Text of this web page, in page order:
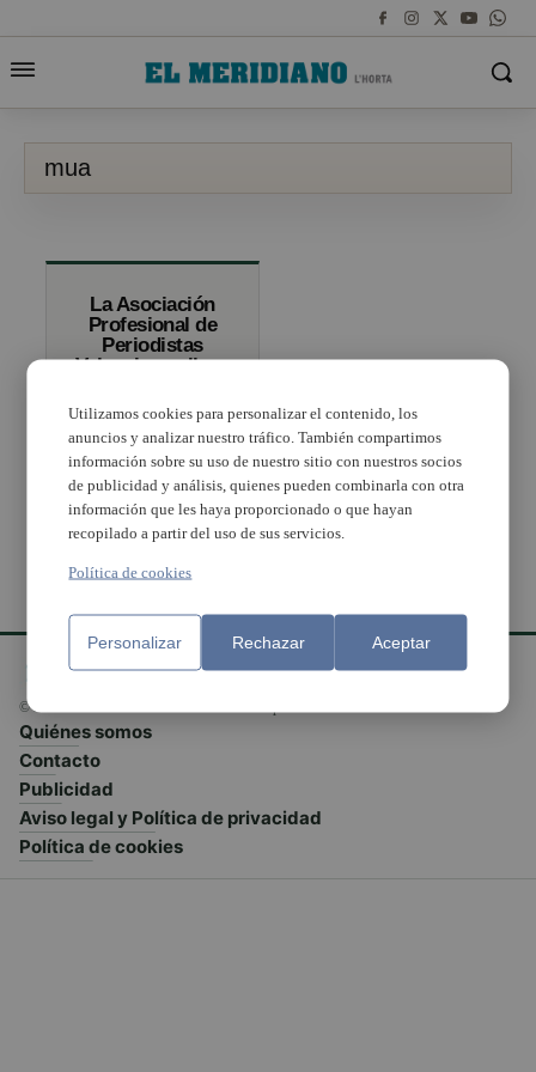
mua
La Asociación
Profesional de
Periodistas
Valencianos llena
Médicos para
apoyar a Música
para el Autismo
© El Meridiano L'Horta 2026 - Valencia - España
Quiénes somos
Contacto
Publicidad
Aviso legal y Política de privacidad
Política de cookies
Utilizamos cookies para personalizar el contenido, los
anuncios y analizar nuestro tráfico. También compartimos
información sobre su uso de nuestro sitio con nuestros socios
de publicidad y análisis, quienes pueden combinarla con otra
información que les haya proporcionado o que hayan
recopilado a partir del uso de sus servicios.
Política de cookies
Personalizar Rechazar Aceptar